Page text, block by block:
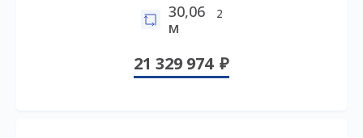
30,06
м
2
21 329 974